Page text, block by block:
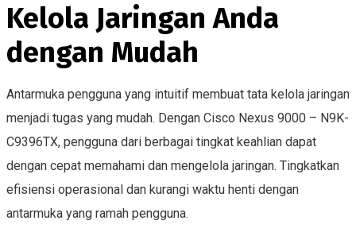
Kelola Jaringan Anda
dengan Mudah
Antarmuka pengguna yang intuitif membuat tata kelola jaringan
menjadi tugas yang mudah. Dengan Cisco Nexus 9000 – N9K-
C9396TX, pengguna dari berbagai tingkat keahlian dapat
dengan cepat memahami dan mengelola jaringan. Tingkatkan
efisiensi operasional dan kurangi waktu henti dengan
antarmuka yang ramah pengguna.